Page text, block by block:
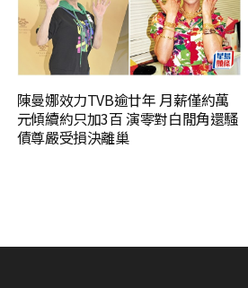
陳曼娜效力TVB逾廿年 月薪僅約萬
元傾續約只加3百 演零對白閒角還騷
債尊嚴受損決離巢